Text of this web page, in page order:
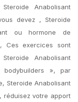
Anabolisant
devez , Steroide
ou hormone de
Ces exercices sont
Anabolisant
bodybuilders », par
Steroide Anabolisant
réduisez votre apport